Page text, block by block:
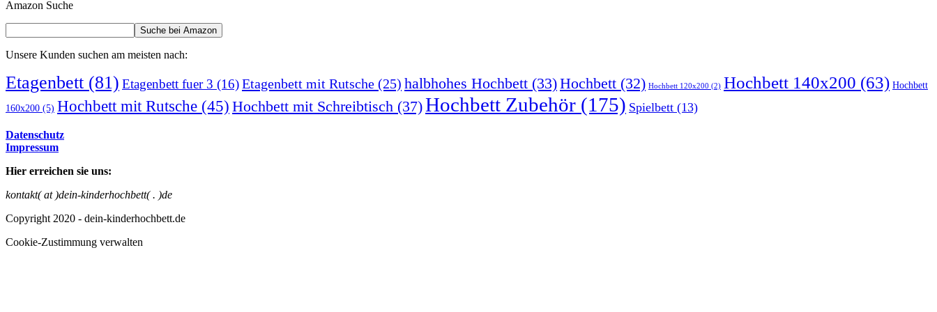
Amazon Suche
Unsere Kunden suchen am meisten nach:
Etagenbett (81) Etagenbett fuer 3 (16)Etagenbett mit Rutsche (25) halbhohes Hochbett (33)Hochbett (32) Hochbett 120x200 (2) Hochbett 140x200 (63) Hochbett
160x200 (5) Hochbett mit Rutsche (45) Hochbett mit Schreibtisch (37)Hochbett Zubehör (175) Spielbett (13)
Datenschutz
Impressum
Hier erreichen sie uns:
kontakt( at )dein-kinderhochbett( . )de
Copyright 2020 - dein-kinderhochbett.de
Cookie-Zustimmung verwalten